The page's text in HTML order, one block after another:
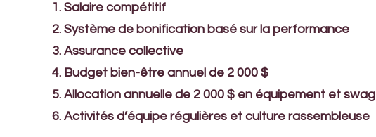
Salaire compétitif
Système de bonification basé sur la performance
Assurance collective
Budget bien-être annuel de 2 000 $
Allocation annuelle de 2 000 $ en équipement et swag
Activités d’équipe régulières et culture rassembleuse